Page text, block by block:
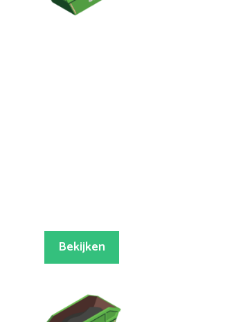
Bekijken